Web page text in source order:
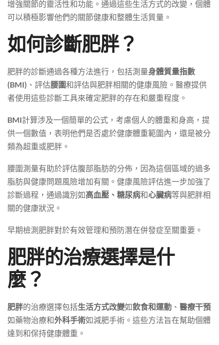
增強關節的靈活性和功能。通過這些生活方式的改變，個體
可以積極影響他們的關節健康和整體生活質量。
如何診斷肥胖？
肥胖的診斷通過各種方法進行，包括測量身體質量指數
(BMI) 、評估腰圍和評估與肥胖相關的健康風險。醫療提供
者使用這些診斷工具來確定肥胖的存在和嚴重程度。
BMI計算涉及一個簡單的公式，考慮個人的體重和身高，提
供一個數值，表明他們是否處於健康體重範圍內，還是被分
類為超重或肥胖。
腰圍測量有助於評估腹部脂肪的分佈，因為這個區域的過多
脂肪與健康問題風險增加有關。健康風險評估進一步加強了
診斷過程，通過識別如高血壓、糖尿病和心臟病等與肥胖相
關的健康狀況。
早期檢測肥胖對於有效管理和預防潛在併發症至關重要。
肥胖的治療選擇是什
麼？
肥胖的治療選擇包括生活方式改變如飲食和運動 、 醫療干預
如藥物治療和外科手術如減肥手術。這些方法旨在幫助個體
達到和保持健康體重。